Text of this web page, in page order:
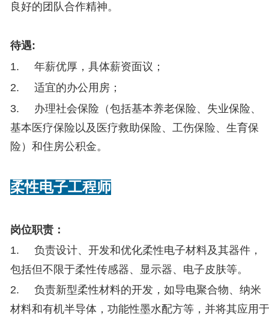
良好的团队合作精神。
待遇:
1.
年薪优厚，具体薪资面议；
2.
适宜的办公用房；
3.
办理社会保险（包括基本养老保险、失业保险、
基本医疗保险以及医疗救助保险、工伤保险、生育保
险）和住房公积金。
柔性电子工程师
岗位职责：
1.
负责设计、开发和优化柔性电子材料及其器件，
包括但不限于柔性传感器、显示器、电子皮肤等。
2.
负责新型柔性材料的开发，如导电聚合物、纳米
材料和有机半导体，功能性墨水配方等，并将其应用于